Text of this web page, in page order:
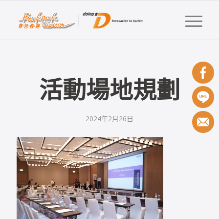
活動場地規劃
2024年2月26日